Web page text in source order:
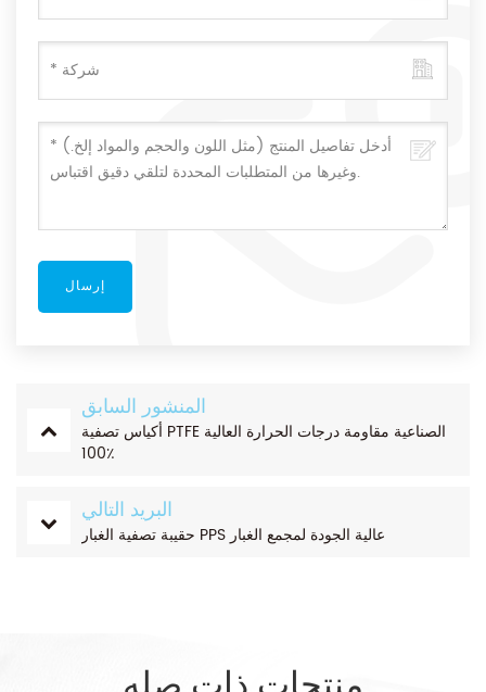
المنشور السابق
أكياس تصفية PTFE الصناعية مقاومة درجات الحرارة العالية
100٪
البريد التالي
حقيبة تصفية الغبار PPS عالية الجودة لمجمع الغبار